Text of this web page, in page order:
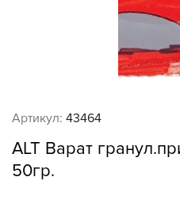
Артикул: 43464
ALT Варат
50гр.